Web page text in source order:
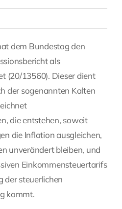
dem Bundestag den
als
(20/13560). Dieser dient
der sogenannten Kalten
die entstehen, soweit
die Inflation ausgleichen,
unverändert bleiben, und
Einkommensteuertarifs
der steuerlichen
kommt.